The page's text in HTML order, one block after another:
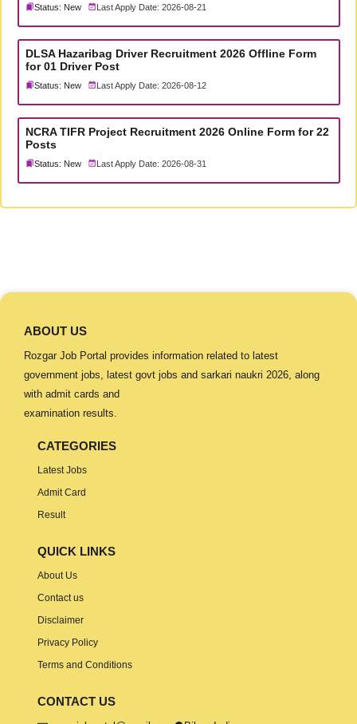
Status: New Last Apply Date: 2026-08-21
DLSA Hazaribag Driver Recruitment 2026 Offline Form
for 01 Driver Post
Status: New Last Apply Date: 2026-08-12
NCRA TIFR Project Recruitment 2026 Online Form for 22
Posts
Status: New Last Apply Date: 2026-08-31
ABOUT US
Rozgar Job Portal provides information related to latest
government jobs, latest govt jobs and sarkari naukri 2026, along
with admit cards and
examination results.
CATEGORIES
Latest Jobs
Admit Card
Result
QUICK LINKS
About Us
Contact us
Disclaimer
Privacy Policy
Terms and Conditions
CONTACT US